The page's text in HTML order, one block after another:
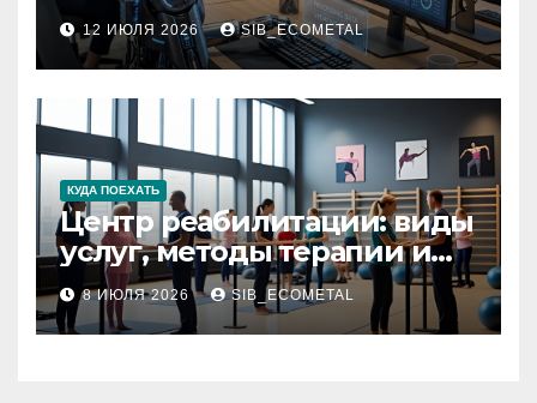
процессов
12 ИЮЛЯ 2026 SIB_ECOMETAL
КУДА ПОЕХАТЬ
Центр реабилитации: виды
услуг, методы терапии и
критерии качества
8 ИЮЛЯ 2026 SIB_ECOMETAL